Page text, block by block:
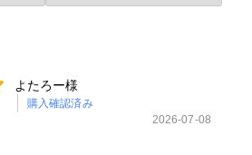
よたろー様
購入確認済み
2026-07-08